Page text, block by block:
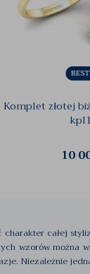
Komplet złotej
10
całej
wzorów
Niezależnie